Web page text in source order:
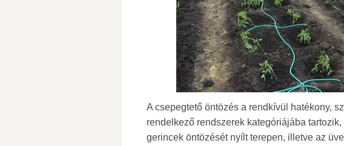
A csepegtető öntözés a rendkívül hatékony,
rendelkező rendszerek kategóriájába
gerincek öntözését nyílt terepen, illetve az